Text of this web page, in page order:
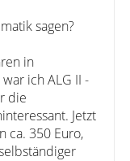
sagen?
in
ich ALG II -
die
Jetzt
ca. 350 Euro,